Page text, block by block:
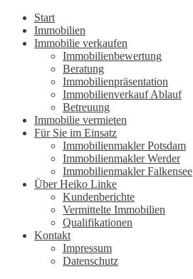
Start
Immobilien
Immobilie verkaufen
Immobilienbewertung
Beratung
Immobilienpräsentation
Immobilienverkauf Ablauf
Betreuung
Immobilie vermieten
Für Sie im Einsatz
Immobilienmakler Potsdam
Immobilienmakler Werder
Immobilienmakler Falkensee
Über Heiko Linke
Kundenberichte
Vermittelte Immobilien
Qualifikationen
Kontakt
Impressum
Datenschutz